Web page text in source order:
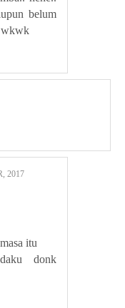
belum
wkwk
2017
itu
donk